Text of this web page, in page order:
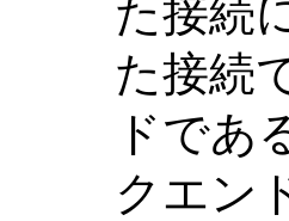
た接続
た接続
ドであ
クエン